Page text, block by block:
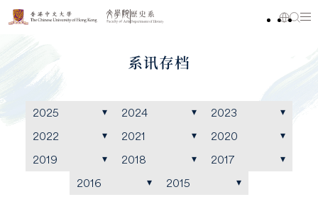
系讯存档
2025 2024
2023
2022
2021
2020
2019
2018
2017
2016
2015